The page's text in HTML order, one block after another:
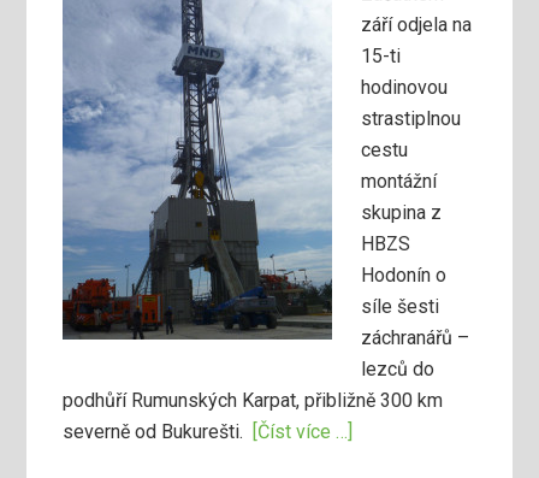
září odjela na
15-ti
hodinovou
strastiplnou
cestu
montážní
skupina z
HBZS
Hodonín o
síle šesti
záchranářů –
lezců do
podhůří Rumunských Karpat, přibližně 300 km
severně od Bukurešti. [Číst více …]